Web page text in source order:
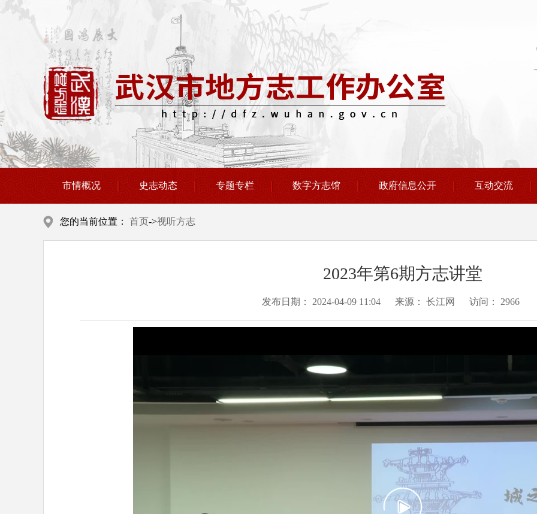
市情概况 史志动态 专题专栏 数字方志馆 政府信息公开 互动交流
您的当前位置： 首页->视听方志
2023年第6期方志讲堂
发布日期： 2024-04-09 11:04 来源： 长江网 访问： 2966